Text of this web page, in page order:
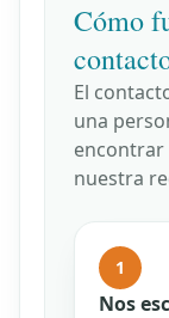
Cómo
El
una
encontrar
nuestra
1
Nos